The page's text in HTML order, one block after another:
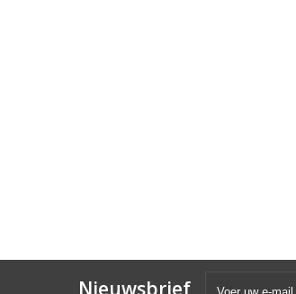
Nieuwsbrief